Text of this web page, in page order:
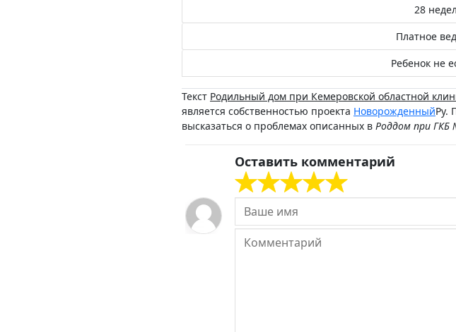
28
Платное
Ребенок не
Текст Родильный дом при Кемеровской областной
является собственностью проекта НоворожденныйРу.
высказаться о проблемах описанных в Роддом при ГКБ
Оставить комментарий